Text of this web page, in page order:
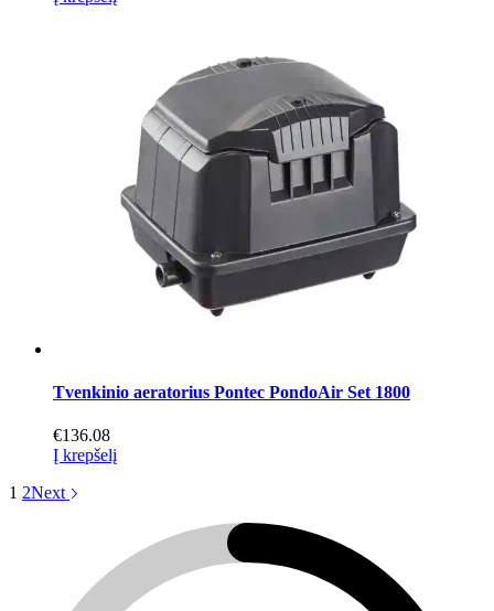
Tvenkinio aeratorius Pontec PondoAir Set 1800
€136.08
Į krepšelį
1 2Next